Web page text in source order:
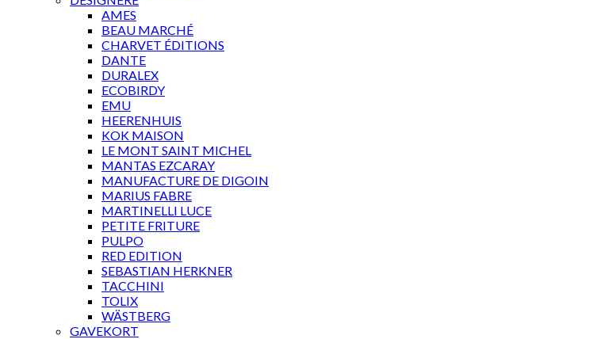
AMES
BEAU MARCHÉ
CHARVET ÉDITIONS
DANTE
DURALEX
ECOBIRDY
EMU
HEERENHUIS
KOK MAISON
LE MONT SAINT MICHEL
MANTAS EZCARAY
MANUFACTURE DE DIGOIN
MARIUS FABRE
MARTINELLI LUCE
PETITE FRITURE
PULPO
RED EDITION
SEBASTIAN HERKNER
TACCHINI
TOLIX
WÄSTBERG
GAVEKORT